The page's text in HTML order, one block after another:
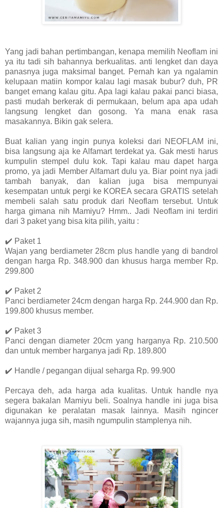
Yang jadi bahan pertimbangan, kenapa memilih Neoflam ini
ya itu tadi sih bahannya berkualitas. anti lengket dan daya
panasnya juga maksimal banget. Pernah kan ya ngalamin
kelupaan matiin kompor kalau lagi masak bubur? duh, PR
banget emang kalau gitu. Apa lagi kalau pakai panci biasa,
pasti mudah berkerak di permukaan, belum apa apa udah
langsung lengket dan gosong. Ya mana enak rasa
masakannya. Bikin gak selera.
Buat kalian yang ingin punya koleksi dari NEOFLAM ini,
bisa langsung aja ke Alfamart terdekat ya. Gak mesti harus
kumpulin stempel dulu kok. Tapi kalau mau dapet harga
promo, ya jadi Member Alfamart dulu ya. Biar point nya jadi
tambah banyak, dan kalian juga bisa mempunyai
kesempatan untuk pergi ke KOREA secara GRATIS setelah
membeli salah satu produk dari Neoflam tersebut. Untuk
harga gimana nih Mamiyu? Hmm.. Jadi Neoflam ini terdiri
dari 3 paket yang bisa kita pilih, yaitu :
✔️ Paket 1
Wajan yang berdiameter 28cm plus handle yang di bandrol
dengan harga Rp. 348.900 dan khusus harga member Rp.
299.800
✔️ Paket 2
Panci berdiameter 24cm dengan harga Rp. 244.900 dan Rp.
199.800 khusus member.
✔️ Paket 3
Panci dengan diameter 20cm yang harganya Rp. 210.500
dan untuk member harganya jadi Rp. 189.800
✔️ Handle / pegangan dijual seharga Rp. 99.900
Percaya deh, ada harga ada kualitas. Untuk handle nya
segera bakalan Mamiyu beli. Soalnya handle ini juga bisa
digunakan ke peralatan masak lainnya. Masih ngincer
wajannya juga sih, masih ngumpulin stamplenya nih.